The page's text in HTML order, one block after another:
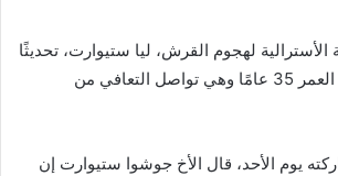
لهجوم القرش، ليا ستيوارت، تحديثًا
عن الفتاة البالغة من العمر 35 عامًا وهي تواصل التعافي من
يوم الأحد، قال الأخ جوشوا ستيوارت إن